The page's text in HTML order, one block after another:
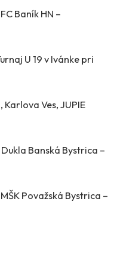
Baník HN –
U 19 v Ivánke pri
Ves, JUPIE
Banská Bystrica –
Považská Bystrica –